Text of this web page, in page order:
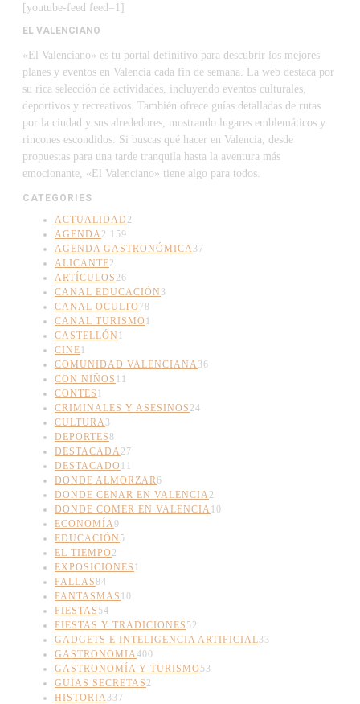
[youtube-feed feed=1]
EL VALENCIANO
«El Valenciano» es tu portal definitivo para descubrir los mejores
planes y eventos en Valencia cada fin de semana. La web destaca por
su rica selección de actividades, incluyendo eventos culturales,
deportivos y recreativos. También ofrece guías detalladas de rutas
por la ciudad y sus alrededores, mostrando lugares emblemáticos y
rincones escondidos. Si buscas qué hacer en Valencia, desde
propuestas para una tarde tranquila hasta la aventura más
emocionante, «El Valenciano» tiene algo para todos.
CATEGORIES
ACTUALIDAD 2
AGENDA2.159
AGENDA GASTRONÓMICA37
ALICANTE2
ARTÍCULOS 26
CANAL EDUCACIÓN 3
CANAL OCULTO 78
CANAL TURISMO 1
CASTELLÓN 1
CINE1
COMUNIDAD VALENCIANA36
CON NIÑOS 11
CONTES 1
CRIMINALES Y ASESINOS 24
CULTURA3
DEPORTES8
DESTACADA27
DESTACADO 11
DONDE ALMORZAR6
DONDE CENAR EN VALENCIA2
DONDE COMER EN VALENCIA10
ECONOMÍA9
EDUCACIÓN 5
EL TIEMPO 2
EXPOSICIONES 1
FALLAS84
FANTASMAS 10
FIESTAS 54
FIESTAS Y TRADICIONES 52
GADGETS E INTELIGENCIA ARTIFICIAL33
GASTRONOMIA400
GASTRONOMÍA Y TURISMO 53
GUÍAS SECRETAS 2
HISTORIA337